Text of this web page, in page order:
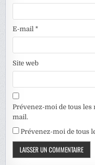
E-mail*
Site web
Prévenez-moi de tous
mail.
Prévenez-moi de tous